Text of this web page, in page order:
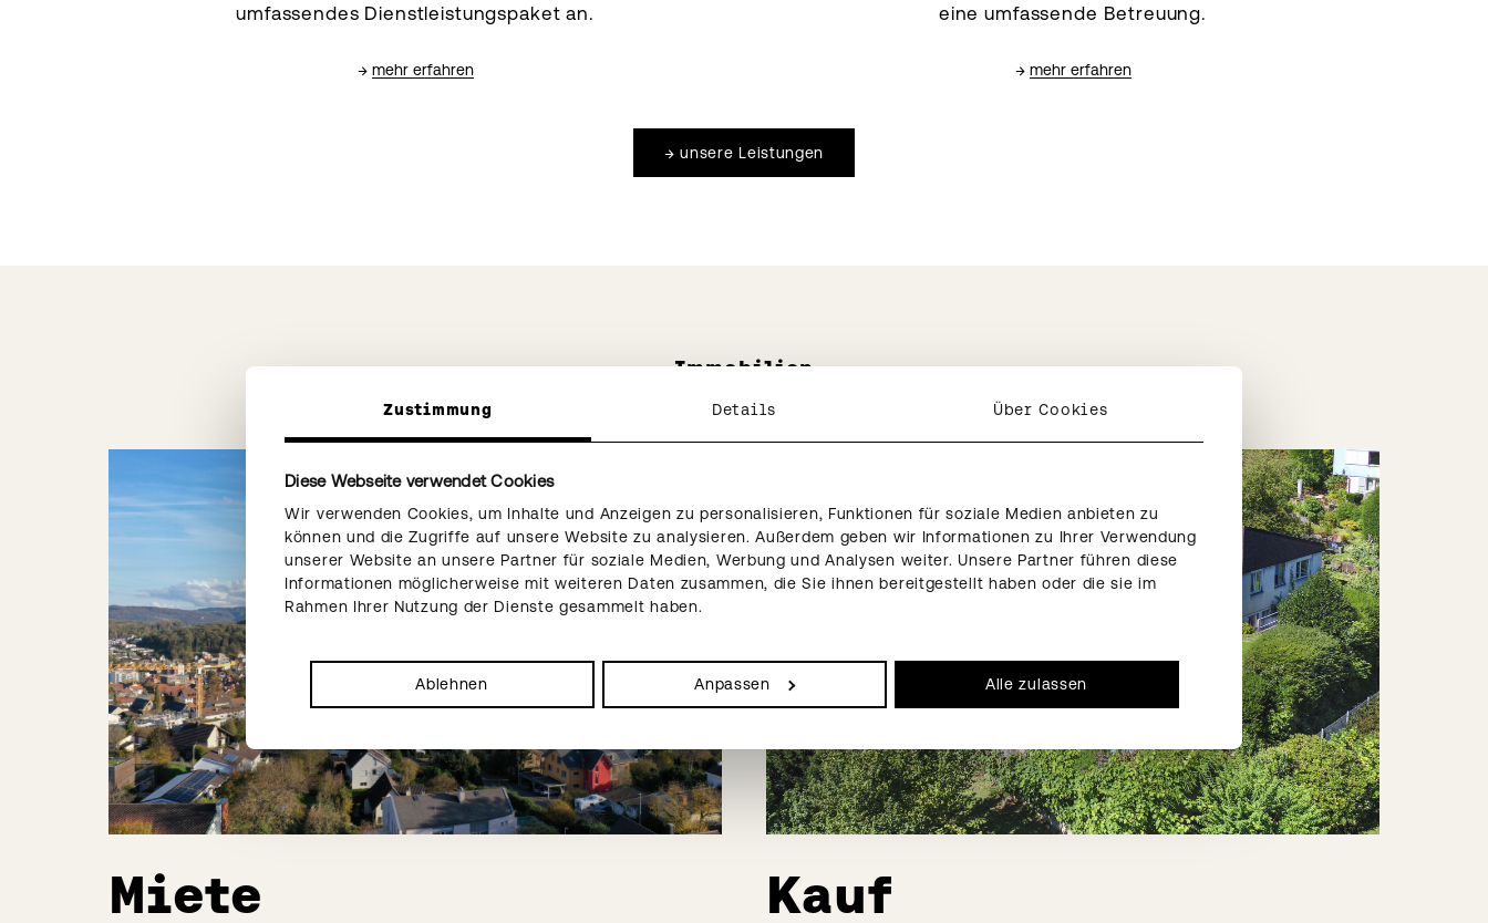
Zustimmung Details Über Cookies
Diese Webseite verwendet Cookies
Wir verwenden Cookies, um Inhalte und Anzeigen zu personalisieren, Funktionen für soziale Medien anbieten zu
können und die Zugriffe auf unsere Website zu analysieren. Außerdem geben wir Informationen zu Ihrer Verwendung
unserer Website an unsere Partner für soziale Medien, Werbung und Analysen weiter. Unsere Partner führen diese
Informationen möglicherweise mit weiteren Daten zusammen, die Sie ihnen bereitgestellt haben oder die sie im
Rahmen Ihrer Nutzung der Dienste gesammelt haben.
Ablehnen Anpassen Alle zulassen
umfassendes Dienstleistungspaket an.
→ mehr erfahren
eine umfassende Betreuung.
→ mehr erfahren
→unsere Leistungen
Immobilien
Miete Kauf